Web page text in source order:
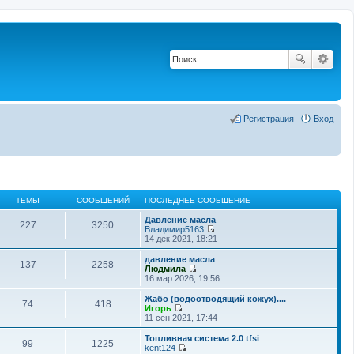
Вход
Регистрация
ТЕМЫ СООБЩЕНИЙ ПОСЛЕДНЕЕ СООБЩЕНИЕ
227 3250
Давление масла
Владимир5163
П
е
е
й
т
к
п
о
л
14 дек 2021, 18:21
137 2258
давление масла
Людмила
П
е
р
е
й
т
к
16 мар 2026, 19:56
74 418
Жабо (водоотводящий кожух)....
Игорь
П
е
р
е
11 сен 2021, 17:44
99 1225
Топливная система 2.0 tfsi
kent124